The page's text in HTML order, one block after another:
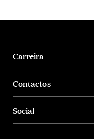
Carreira
Contactos
Social